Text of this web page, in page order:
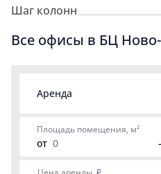
Шаг колонн
Все офисы в БЦ
Аренда
Площадь помещения, м²
от